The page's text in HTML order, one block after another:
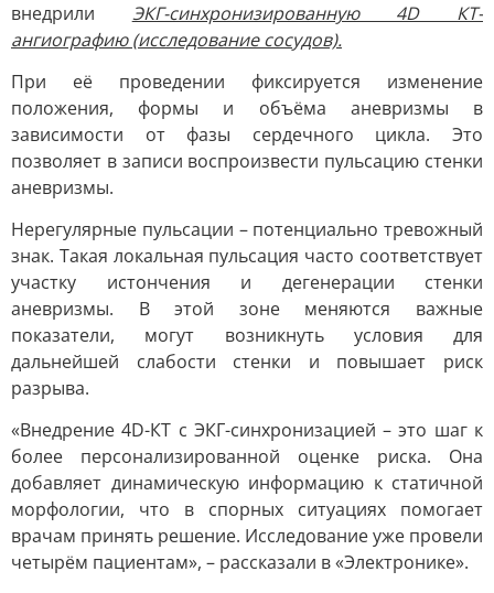
внедрили ЭКГ-синхронизированную 4D КТ-
ангиографию (исследование сосудов).
При её проведении фиксируется изменение
положения, формы и объёма аневризмы в
зависимости от фазы сердечного цикла. Это
позволяет в записи воспроизвести пульсацию стенки
аневризмы.
Нерегулярные пульсации – потенциально тревожный
знак. Такая локальная пульсация часто соответствует
участку истончения и дегенерации стенки
аневризмы. В этой зоне меняются важные
показатели, могут возникнуть условия для
дальнейшей слабости стенки и повышает риск
разрыва.
«Внедрение 4D-КТ с ЭКГ-синхронизацией – это шаг к
более персонализированной оценке риска. Она
добавляет динамическую информацию к статичной
морфологии, что в спорных ситуациях помогает
врачам принять решение. Исследование уже провели
четырём пациентам», – рассказали в «Электронике».